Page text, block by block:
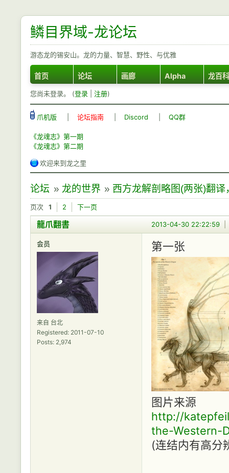
鳞目界域-龙论坛
游态龙的锡安山。龙的力量、智慧、野性、与优雅
首页 论坛 画廊 Alpha 龙百科
您尚未登录。 (登录 注册)
爪机版 论坛指南 Discord QQ群
《龙魂志》第一期
《龙魂志》第二期
欢迎来到龙之里
论坛 » 龙的世界 » 西方龙解剖略图(两张)翻
页次 1 2 下一页
2013-04-30 22:22:59
龍爪翻書
会员
来自 台北
Registered: 2011-07-10
Posts: 2,974
第一张
图片来源
http://
the-Western-
(连结内有高分